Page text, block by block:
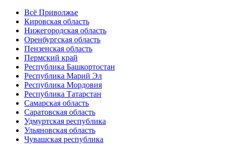
Всё Приволжье
Кировская область
Нижегородская область
Оренбургская область
Пензенская область
Пермский край
Республика Башкортостан
Республика Марий Эл
Республика Мордовия
Республика Татарстан
Самарская область
Саратовская область
Удмуртская республика
Ульяновская область
Чувашская республика